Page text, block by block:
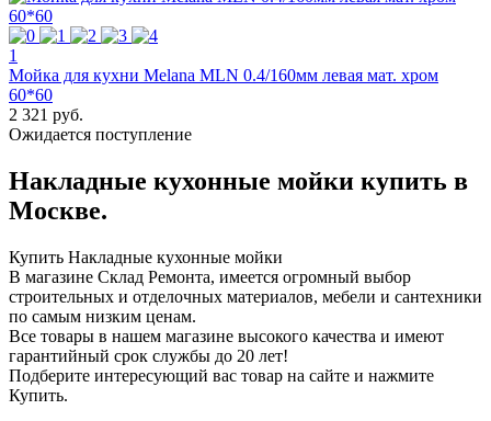
1
Мойка для кухни Melana MLN 0.4/160мм левая мат. хром
60*60
2 321 руб.
Ожидается поступление
Накладные кухонные мойки купить в
Москве.
Купить Накладные кухонные мойки
В магазине Склад Ремонта, имеется огромный выбор
строительных и отделочных материалов, мебели и сантехники
по самым низким ценам.
Все товары в нашем магазине высокого качества и имеют
гарантийный срок службы до 20 лет!
Подберите интересующий вас товар на сайте и нажмите
Купить.